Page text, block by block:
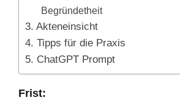
Begründetheit
3. Akteneinsicht
4. Tipps für die Praxis
5. ChatGPT Prompt
Frist: